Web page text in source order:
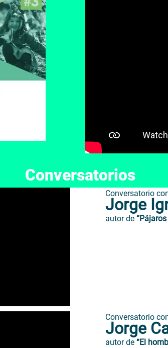
Conversatorios
Conversatorio
Jorge
autor de
Conversatorio
Jorge
autor de “El